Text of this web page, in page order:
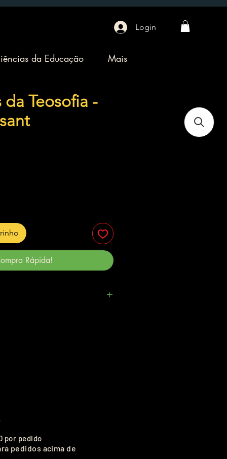
Login
da Educação Mais
da Teosofia -
Rápida!
por pedido
pedidos acima de